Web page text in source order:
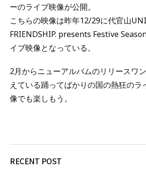
ーのライブ映像が公開。
こちらの映像は昨年12/29に代官山
FRIENDSHIP. presents Festive
イブ映像となっている。
2月からニューアルバムのリリースワ
えている踊ってばかりの国の熱狂のラ
像でも楽しもう。
RECENT POST